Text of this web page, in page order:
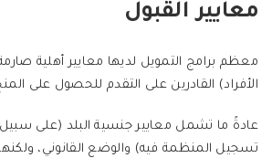
معايير القبول
معظم برامج التمويل لديها معايير أهلية
الأفراد) القادرين على التقدم للحصول على
عادةً ما تشمل معايير جنسية البلد (على سبيل
تسجيل المنظمة فيه) والوضع القانوني،